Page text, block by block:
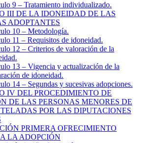
9 – Tratamiento individualizado.
III DE LA IDONEIDAD DE LAS
ADOPTANTES
10 – Metodología.
11 – Requisitos de idoneidad.
12 – Criterios de valoración de la
13 – Vigencia y actualización de la
de idoneidad.
14 – Segundas y sucesivas adopciones.
IV DEL PROCEDIMIENTO DE
DE LAS PERSONAS MENORES DE
POR LAS DIPUTACIONES
PRIMERA OFRECIMIENTO
LA ADOPCIÓN